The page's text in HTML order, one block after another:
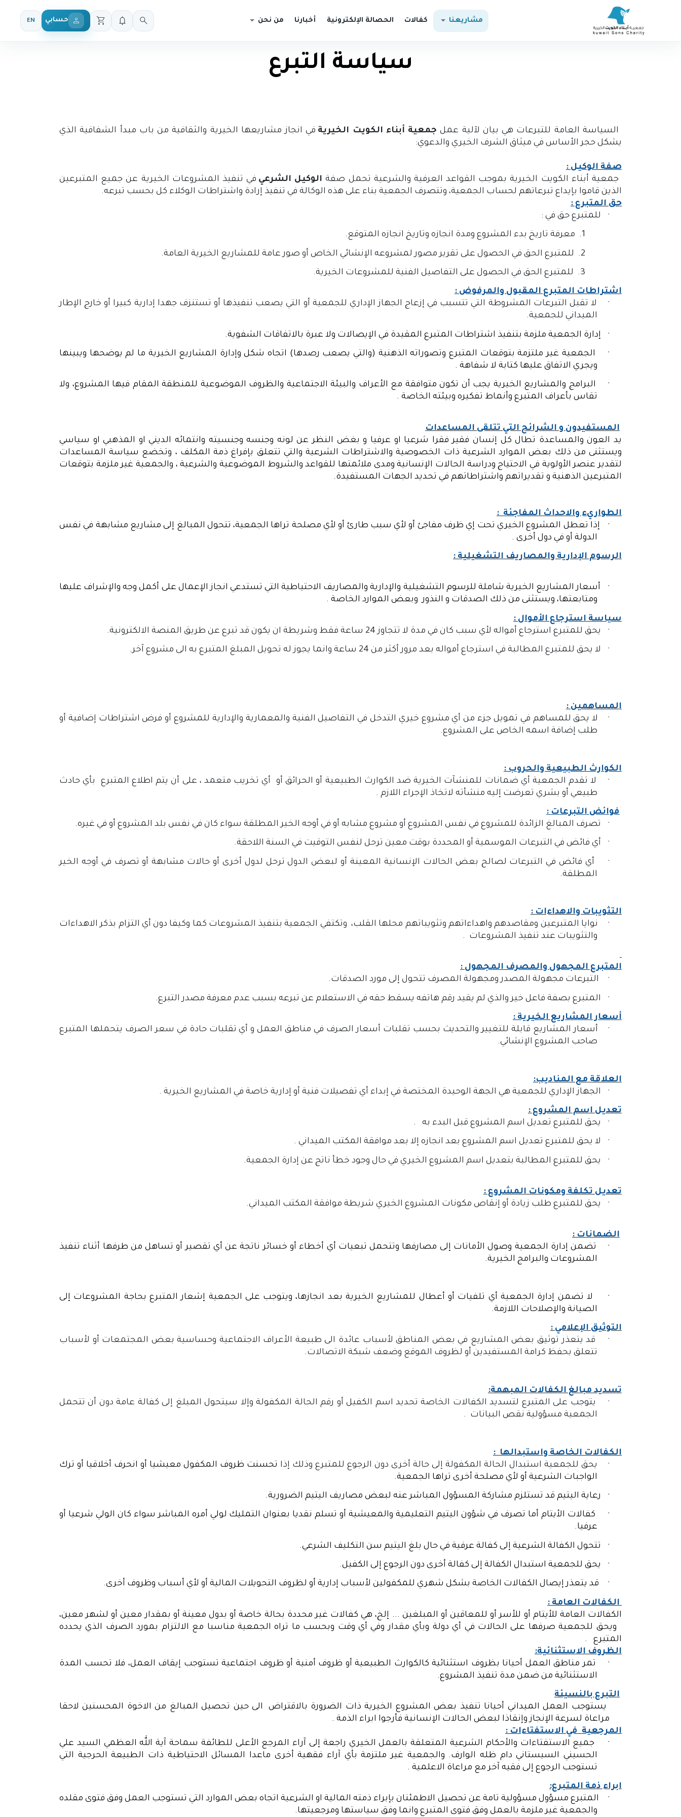
مشاريعنا كفالات الحصالة الإلكترونية أخبارنا من نحن حسابي EN
سياسة التبرع
السياسة العامة للتبرعات هي بيان لآلية عمل جمعية أبناء الكويت الخيرية في انجاز مشاريعها الخيرية والثقافية من باب مبدأ الشفافية الذي
يشكل حجر الأساس في ميثاق الشرف الخيري والدعوي:
صفة الوكيل :
جمعية أبناء الكويت الخيرية بموجب القواعد العرفية والشرعية تحمل صفة الوكيل الشرعي في تنفيذ المشروعات الخيرية عن جميع المتبرعين
الذين قاموا بإيداع تبرعاتهم لحساب الجمعية، وتتصرف الجمعية بناء على هذه الوكالة في تنفيذ إرادة واشتراطات الوكلاء كل بحسب تبرعه.
حق المتبرع :
·
للمتبرع حق في :
1.
معرفة تاريخ بدء المشروع ومدة انجازه وتاريخ انجازه المتوقع.
2.
للمتبرع الحق في الحصول على تقرير مصور لمشروعه الإنشائي الخاص أو صور عامة للمشاريع الخيرية العامة.
3.
للمتبرع الحق في الحصول على التفاصيل الفنية للمشروعات الخيرية.
اشتراطات المتبرع المقبول والمرفوض :
·
لا تقبل التبرعات المشروطة التي تتسبب في إزعاج الجهاز الإداري للجمعية أو التي يصعب تنفيذها أو تستنزف جهدا إدارية كبيرا أو خارج الإطار
الميداني للجمعية.
·
إدارة الجمعية ملزمة بتنفيذ اشتراطات المتبرع المقيدة في الإيصالات ولا عبرة بالاتفاقات الشفوية.
·
الجمعية غير ملتزمة بتوقعات المتبرع وتصوراته الذهنية (والتي يصعب رصدها) اتجاه شكل وإدارة المشاريع الخيرية ما لم يوضحها ويبينها
ويجري الاتفاق عليها كتابة لا شفاهة .
·
البرامج والمشاريع الخيرية يجب أن تكون متوافقة مع الأعراف والبيئة الاجتماعية والظروف الموضوعية للمنطقة المقام فيها المشروع، ولا
تقاس بأعراف المتبرع وأنماط تفكيره وبيئته الخاصة .
المستفيدون و الشرائح التي تتلقى المساعدات
يد العون والمساعدة تطال كل إنسان فقير فقرا شرعيا او عرفيا و بغض النظر عن لونه وجنسه وجنسيته وانتمائه الديني او المذهبي او سياسي
ويستثنى من ذلك بعض الموارد الشرعية ذات الخصوصية والاشتراطات الشرعية والتي تتعلق بإفراغ ذمة المكلف ، وتخضع سياسة المساعدات
لتقدير عنصر الأولوية في الاحتياج ودراسة الحالات الإنسانية ومدى ملائمتها للقواعد والشروط الموضوعية والشرعية ، والجمعية غير ملزمة بتوقعات
المتبرعين الذهنية و تقديراتهم واشتراطاتهم في تحديد الجهات المستفيدة.
الطواريء والاحداث المفاجئة :
·
إذا تعطل المشروع الخيري تحت إي ظرف مفاجئ أو لأي سبب طارئ أو لأي مصلحة تراها الجمعية، تتحول المبالغ إلى مشاريع مشابهة في نفس
الدولة أو في دول أخرى .
الرسوم الإدارية والمصاريف التشغيلية :
·
أسعار المشاريع الخيرية شاملة للرسوم التشغيلية والإدارية والمصاريف الاحتياطية التي تستدعي انجاز الإعمال على أكمل وجه والإشراف عليها
ومتابعتها، ويستثنى من ذلك الصدقات و النذور وبعض الموارد الخاصة .
سياسة استرجاع الأموال :
·
يحق للمتبرع استرجاع أمواله لأي سبب كان في مدة لا تتجاوز 24 ساعة فقط وشريطة ان يكون قد تبرع عن طريق المنصة الالكترونية.
·
لا يحق للمتبرع المطالبة في استرجاع أمواله بعد مرور أكثر من 24 ساعة وانما يجوز له تحويل المبلغ المتبرع به الى مشروع آخر.
المساهمين :
·
لا يحق للمساهم في تمويل جزء من أي مشروع خيري التدخل في التفاصيل الفنية والمعمارية والإدارية للمشروع أو فرض اشتراطات إضافية أو
طلب إضافة اسمه الخاص على المشروع.
الكوارث الطبيعية والحروب :
·
لا تقدم الجمعية أي ضمانات للمنشآت الخيرية ضد الكوارث الطبيعية أو الحرائق أو أي تخريب متعمد ، على أن يتم اطلاع المتبرع بأي حادث
طبيعي أو بشري تعرضت إليه منشأته لاتخاذ الإجراء اللازم .
فوائض التبرعات :
·
تصرف المبالغ الزائدة للمشروع في نفس المشروع أو مشروع مشابه أو في أوجه الخير المطلقة سواء كان في نفس بلد المشروع أو في غيره.
·
أي فائض في التبرعات الموسمية أو المحددة بوقت معين ترحل لنفس التوقيت في السنة اللاحقة.
·
أي فائض في التبرعات لصالح بعض الحالات الإنسانية المعينة أو لبعض الدول ترحل لدول أخرى أو حالات مشابهة أو تصرف في أوجه الخير
المطلقة.
التثويبات والاهداءات :
·
نوايا المتبرعين ومقاصدهم واهداءاتهم وتثويباتهم محلها القلب، وتكتفي الجمعية بتنفيذ المشروعات كما وكيفا دون أي التزام بذكر الاهداءات
والتثويبات عند تنفيذ المشروعات .
المتبرع المجهول والمصرف المجهول :
·
التبرعات مجهولة المصدر ومجهولة المصرف تتحول إلى مورد الصدقات.
·
المتبرع بصفة فاعل خير والذي لم يقيد رقم هاتفه يسقط حقه في الاستعلام عن تبرعه بسبب عدم معرفة مصدر التبرع.
أسعار المشاريع الخيرية :
·
أسعار المشاريع قابلة للتغيير والتحديث بحسب تقلبات أسعار الصرف في مناطق العمل و أي تقلبات حادة في سعر الصرف يتحملها المتبرع
صاحب المشروع الإنشائي.
العلاقة مع المناديب:
·
الجهاز الإداري للجمعية هي الجهة الوحيدة المختصة في إبداء أي تفصيلات فنية أو إدارية خاصة في المشاريع الخيرية .
تعديل اسم المشروع :
·
يحق للمتبرع تعديل اسم المشروع قبل البدء به .
·
لا يحق للمتبرع تعديل اسم المشروع بعد انجازه إلا بعد موافقة المكتب الميداني .
·
يحق للمتبرع المطالبة بتعديل اسم المشروع الخيري في حال وجود خطأ ناتج عن إدارة الجمعية.
تعديل تكلفة ومكونات المشروع :
·
يحق للمتبرع طلب زيادة أو إنقاص مكونات المشروع الخيري شريطة موافقة المكتب الميداني.
الضمانات :
·
تضمن إدارة الجمعية وصول الأمانات إلى مصارفها وتتحمل تبعيات أي أخطاء أو خسائر ناتجة عن أي تقصير أو تساهل من طرفها أثناء تنفيذ
المشروعات والبرامج الخيرية.
·
لا تضمن إدارة الجمعية أي تلفيات أو أعطال للمشاريع الخيرية بعد انجازها، ويتوجب على الجمعية إشعار المتبرع بحاجة المشروعات إلى
الصيانة والإصلاحات اللازمة.
التوثيق الإعلامي :
·
قد يتعذر توثيق بعض المشاريع في بعض المناطق لأسباب عائدة الى طبيعة الأعراف الاجتماعية وحساسية بعض المجتمعات أو لأسباب
تتعلق بحفظ كرامة المستفيدين أو لظروف الموقع وضعف شبكة الاتصالات.
تسديد مبالغ الكفالات المبهمة:
·
يتوجب على المتبرع لتسديد الكفالات الخاصة تحديد اسم الكفيل أو رقم الحالة المكفولة وإلا سيتحول المبلغ إلى كفالة عامة دون أن تتحمل
الجمعية مسؤولية نقص البيانات .
الكفالات الخاصة واستبدالها :
·
يحق للجمعية استبدال الحالة المكفولة إلى حالة أخرى دون الرجوع للمتبرع وذلك إذا تحسنت ظروف المكفول معيشيا أو انحرف أخلاقيا أو ترك
الواجبات الشرعية أو لأي مصلحة أخرى تراها الجمعية.
·
رعاية اليتيم قد تستلزم مشاركة المسؤول المباشر عنه لبعض مصاريف اليتيم الضرورية.
·
كفالات الأيتام أما تصرف في شؤون اليتيم التعليمية والمعيشية أو تسلم نقديا بعنوان التمليك لولي أمره المباشر سواء كان الولي شرعيا أو
عرفيا.
·
تتحول الكفالة الشرعية إلى كفالة عرفية في حال بلغ اليتيم سن التكليف الشرعي.
·
يحق للجمعية استبدال الكفالة إلى كفالة أخرى دون الرجوع إلى الكفيل.
·
قد يتعذر إيصال الكفالات الخاصة بشكل شهري للمكفولين لأسباب إدارية أو لظروف التحويلات المالية أو لأي أسباب وظروف أخرى.
الكفالات العامة :
الكفالات العامة للأيتام أو للأسر أو للمعاقين أو المبلغين ... إلخ، هي كفالات غير محددة بحالة خاصة أو بدول معينة أو بمقدار معين أو لشهر معين،
ويحق للجمعية صرفها على الحالات في أي دولة وبأي مقدار وفي أي وقت وبحسب ما تراه الجمعية مناسبا مع الالتزام بمورد الصرف الذي يحدده
المتبرع .
الظروف الاستثنائية:
·
تمر مناطق العمل أحيانا بظروف استثنائية كالكوارث الطبيعية أو ظروف أمنية أو ظروف اجتماعية تستوجب إيقاف العمل، فلا تحسب المدة
الاستثنائية من ضمن مدة تنفيذ المشروع.
التبرع بالنسيئة
يستوجب العمل الميداني أحيانا تنفيذ بعض المشروع الخيرية ذات الضرورة بالاقتراض
الى حين تحصيل المبالغ من الاخوة المحسنين لاحقا
مراعاة لسرعة الإنجاز وإنقاذا لبعض الحالات الإنسانية فأرجوا ابراء الذمة .
المرجعية في الاستفتاءات :
·
جميع الاستفتاءات والأحكام الشرعية المتعلقة بالعمل الخيري راجعة إلى آراء المرجع الأعلى للطائفة سماحة آية الله العظمي السيد علي
الحسيني السيستاني دام ظله الوارف. والجمعية غير ملتزمة بأي آراء فقهية أخرى ماعدا المسائل الاحتياطية ذات الطبيعة الحرجية التي
تستوجب الرجوع إلى فقيه آخر مع مراعاة الاعلمية .
ابراء ذمة المتبرع:
·
المتبرع مسؤول مسؤولية تامة عن تحصيل الاطمئنان بإبراء ذمته المالية او الشرعية اتجاه بعض الموارد التي تستوجب العمل وفق فتوى مقلده
والجمعية غير ملزمة بالعمل وفق فتوى المتبرع وانما وفق سياستها ومرجعيتها.